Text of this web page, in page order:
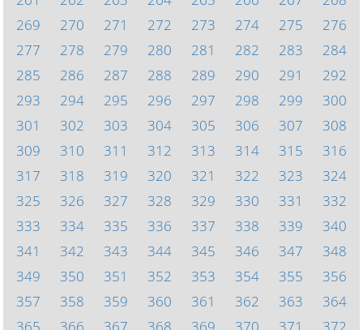
269
270 271 272 273 274 275
276
277
278 279 280 281 282 283
284
285
286 287 288 289 290 291
292
293
294 295 296 297 298 299
300
301
302 303 304 305 306 307
308
309
310 311 312 313 314 315
316
317
318 319 320 321 322 323
324
325
326 327 328 329 330 331
332
333
334 335 336 337 338 339
340
341
342 343 344 345 346 347
348
349
350 351 352 353 354 355
356
357
358 359 360 361 362 363
364